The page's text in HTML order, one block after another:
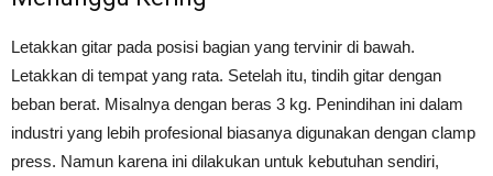
Letakkan gitar pada posisi bagian yang tervinir di bawah.
Letakkan di tempat yang rata. Setelah itu, tindih gitar dengan
beban berat. Misalnya dengan beras 3 kg. Penindihan ini dalam
industri yang lebih profesional biasanya digunakan dengan clamp
press. Namun karena ini dilakukan untuk kebutuhan sendiri,